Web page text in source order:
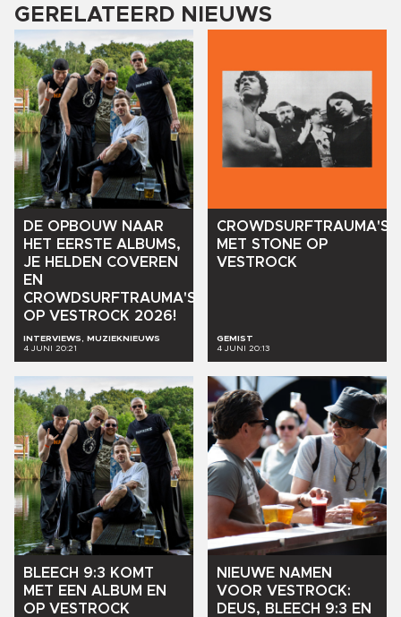
GERELATEERD NIEUWS
DE OPBOUW NAAR
HET EERSTE ALBUMS,
JE HELDEN COVEREN
EN
CROWDSURFTRAUMA'S
OP VESTROCK 2026!
INTERVIEWS, MUZIEKNIEUWS
4 JUNI 20:21
CROWDSURFTRAUMA'S
MET STONE OP
VESTROCK
GEMIST
4 JUNI 20:13
BLEECH 9:3 KOMT
MET EEN ALBUM
EN
OP VESTROCK
NIEUWE NAMEN
VOOR VESTROCK:
DEUS, BLEECH 9:3 EN